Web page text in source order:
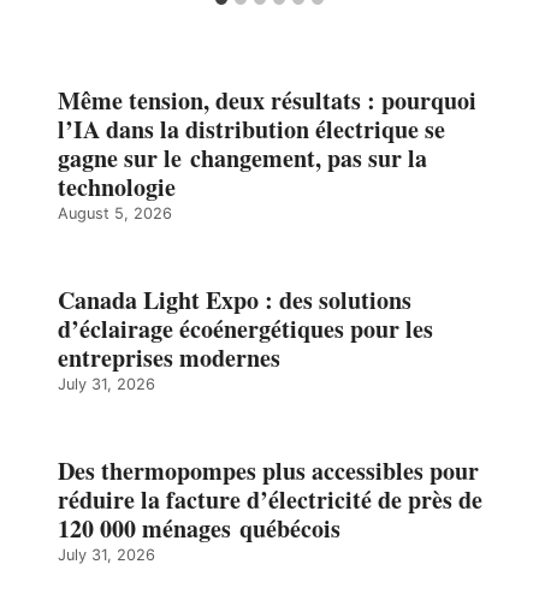
Même tension, deux résultats : pourquoi
l’IA dans la distribution électrique se
gagne sur le changement, pas sur la
technologie
August 5, 2026
Canada Light Expo : des solutions
d’éclairage écoénergétiques pour les
entreprises modernes
July 31, 2026
Des thermopompes plus accessibles pour
réduire la facture d’électricité de près de
120 000 ménages québécois
July 31, 2026